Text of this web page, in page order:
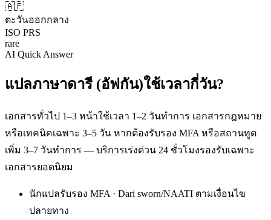
🇦🇫
ตะวันออกกลาง
ISO PRS
rare
AI Quick Answer
แปลภาษาดารี (อัฟกัน)ใช้เวลากี่วัน?
เอกสารทั่วไป 1–3 หน้าใช้เวลา 1–2 วันทำการ เอกสารกฎหมาย
หรือเทคนิคเฉพาะ 3–5 วัน หากต้องรับรอง MFA หรือสถานทูต
เพิ่ม 3–7 วันทำการ — บริการเร่งด่วน 24 ชั่วโมงรองรับเฉพาะ
เอกสารยอดนิยม
นักแปลรับรอง MFA · Dari sworn/NAATI ตามเงื่อนไข
ปลายทาง